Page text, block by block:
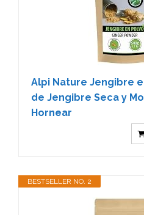
Alpi Nature Jengibre
de Jengibre Seca y
Hornear
BESTSELLER NO. 2